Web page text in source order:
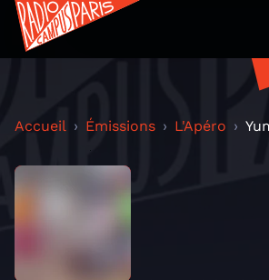
Accueil Émissions L'Apéro